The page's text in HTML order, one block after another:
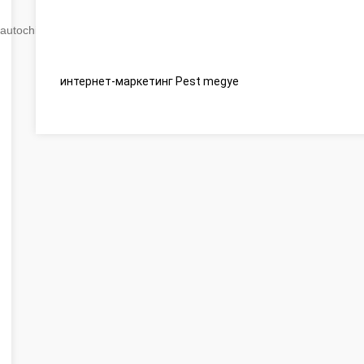
интернет-маркетинг Pest megye